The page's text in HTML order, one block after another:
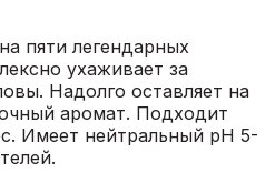
пяти легендарных
ухаживает за
Надолго оставляет на
аромат. Подходит
Имеет нейтральный pH 5-